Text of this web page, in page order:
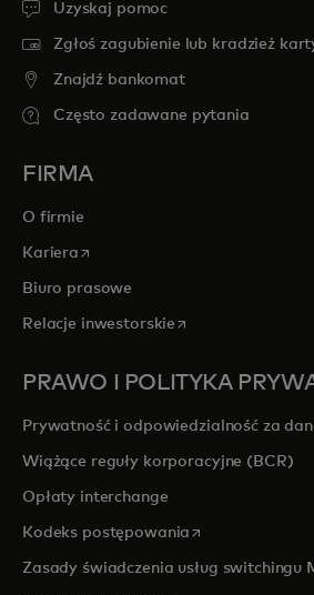
Uzyskaj pomoc
Zgłoś zagubienie lub kradzież
Znajdź bankomat
Często zadawane pytania
FIRMA
O firmie
Kariera opens in a new tab
Biuro prasowe
Relacje inwestorskie opens in a new tab
PRAWO I POLITYKA
Prywatność i odpowiedzialność za
Wiążące reguły korporacyjne (BCR)
Opłaty interchange
Kodeks postępowania opens in a new
Zasady świadczenia usług switchingu